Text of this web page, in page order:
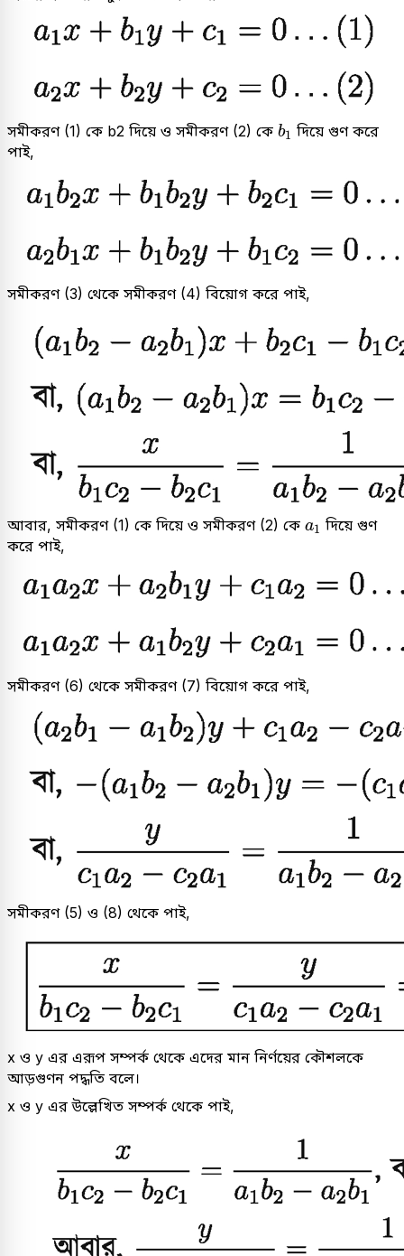
সমীকরণ (1) কে b2 দিয়ে ও সমীকরণ (2) কে b1
b
দিয়ে গুণ করে
পাই,
সমীকরণ (3) থেকে সমীকরণ (4) বিয়োগ করে পাই,
আবার, সমীকরণ (1) কে দিয়ে ও সমীকরণ (2) কে a1
a1 দিয়ে গুণ
করে পাই,
সমীকরণ (6) থেকে সমীকরণ (7) বিয়োগ করে পাই,
সমীকরণ (5) ও (8) থেকে পাই,
x ও y এর এরূপ সম্পর্ক থেকে এদের মান নির্ণয়ের কৌশলকে
আড়গুণন পদ্ধতি বলে।
x ও y এর উল্লেখিত সম্পর্ক থেকে পাই,